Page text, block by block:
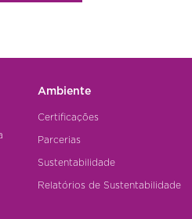
Ambiente
Certificações
Parcerias
Sustentabilidade
Relatórios de Sustentabilidade